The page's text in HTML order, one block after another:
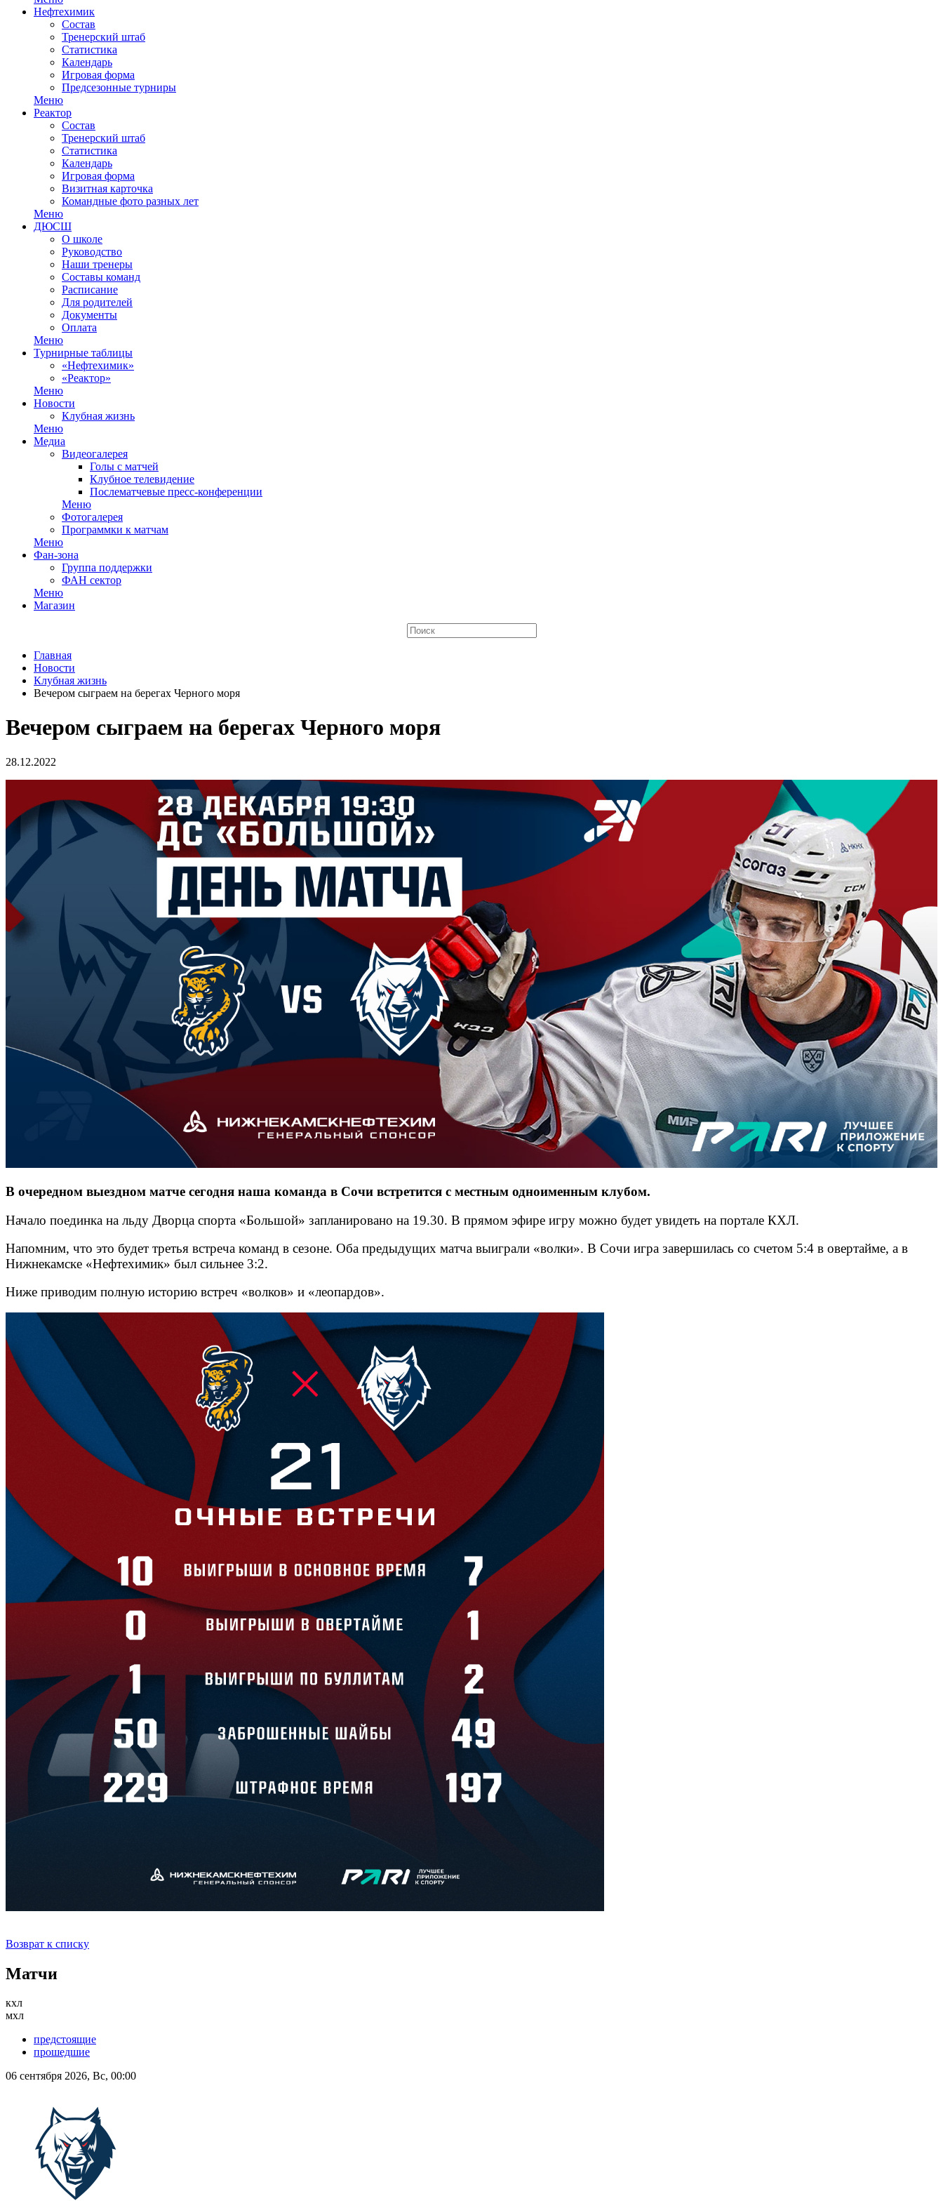
Нефтехимик
Состав
Тренерский штаб
Статистика
Календарь
Игровая форма
Предсезонные турниры
Меню
Реактор
Состав
Тренерский штаб
Статистика
Календарь
Игровая форма
Визитная карточка
Командные фото разных лет
Меню
ДЮСШ
О школе
Руководство
Наши тренеры
Составы команд
Расписание
Для родителей
Документы
Оплата
Меню
Турнирные таблицы
«Нефтехимик»
«Реактор»
Меню
Новости
Клубная жизнь
Меню
Медиа
Видеогалерея
Голы с матчей
Клубное телевидение
Послематчевые пресс-конференции
Меню
Фотогалерея
Программки к матчам
Меню
Фан-зона
Группа поддержки
ФАН сектор
Меню
Магазин
Главная
Новости
Клубная жизнь
Вечером сыграем на берегах Черного моря
Вечером сыграем на берегах Черного моря
28.12.2022
В очередном выездном матче сегодня наша команда в Сочи встретится с местным одноименным клубом.
Начало поединка на льду Дворца спорта «Большой» запланировано на 19.30. В прямом эфире игру можно будет увидеть на портале КХЛ.
Напомним, что это будет третья встреча команд в сезоне. Оба предыдущих матча выиграли «волки». В Сочи игра завершилась со счетом 5:4 в овертайме, а в
Нижнекамске «Нефтехимик» был сильнее 3:2.
Ниже приводим полную историю встреч «волков» и «леопардов».
Возврат к списку
Матчи
кхл
мхл
предстоящие
прошедшие
06 сентября 2026, Вс, 00:00